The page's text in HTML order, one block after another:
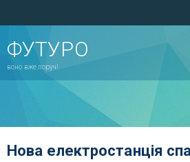
ФУТУРО
воно вже поруч!
Нова електростанція